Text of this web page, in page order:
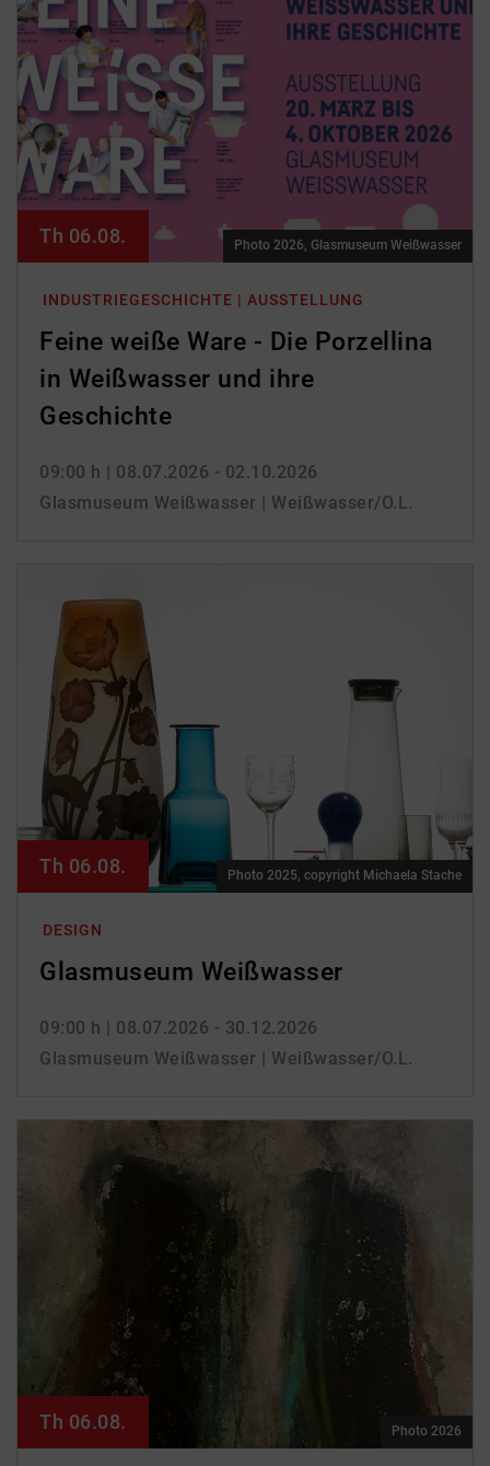
INDUSTRIEGESCHICHTE | AUSSTELLUNG
Feine weiße Ware - Die Porzellina
in Weißwasser und ihre
Geschichte
09:00 h | 08.07.2026 - 02.10.2026
Glasmuseum Weißwasser | Weißwasser/O.L.
Th 06.08. Photo 2026, Glasmuseum Weißwasser
DESIGN
Glasmuseum Weißwasser
09:00 h | 08.07.2026 - 30.12.2026
Glasmuseum Weißwasser | Weißwasser/O.L.
Th 06.08. Photo 2025, copyright Michaela Stache
Th 06.08. Photo 2026